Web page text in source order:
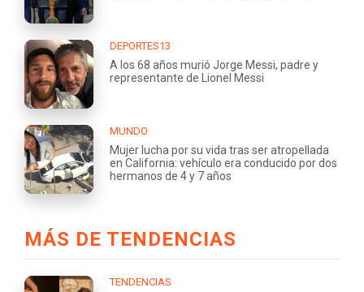
DEPORTES13
A los 68 años murió Jorge Messi, padre y
representante de Lionel Messi
MUNDO
Mujer lucha por su vida tras ser atropellada
en California: vehículo era conducido por dos
hermanos de 4 y 7 años
MÁS DE TENDENCIAS
TENDENCIAS